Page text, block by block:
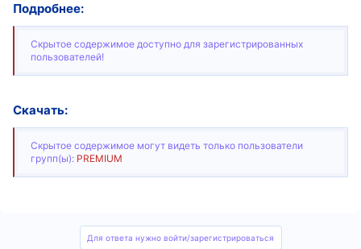
Подробнее:
Скрытое содержимое доступно для зарегистрированных
пользователей!
Скачать:
Скрытое содержимое могут видеть только пользователи
групп(ы): PREMIUM
Для ответа нужно войти/зарегистрироваться